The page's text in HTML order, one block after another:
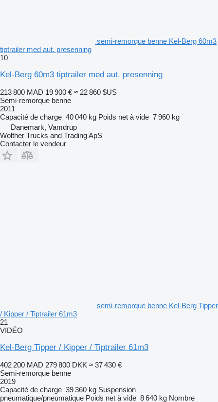
semi-remorque benne Kel-Berg 60m3
tiptrailer med aut. presenning
10
Kel-Berg 60m3 tiptrailer med aut. presenning
213 800 MAD 19 900 € ≈ 22 860 $US
Semi-remorque benne
2011
Capacité de charge 40 040 kg Poids net à vide 7 960 kg
Danemark, Vamdrup
Wolther Trucks and Trading ApS
Contacter le vendeur
semi-remorque benne Kel-Berg Tipper
/ Kipper / Tiptrailer 61m3
21
VIDÉO
Kel-Berg Tipper / Kipper / Tiptrailer 61m3
402 200 MAD 279 800 DKK ≈ 37 430 €
Semi-remorque benne
2019
Capacité de charge 39 360 kg Suspension
pneumatique/pneumatique Poids net à vide 8 640 kg Nombre